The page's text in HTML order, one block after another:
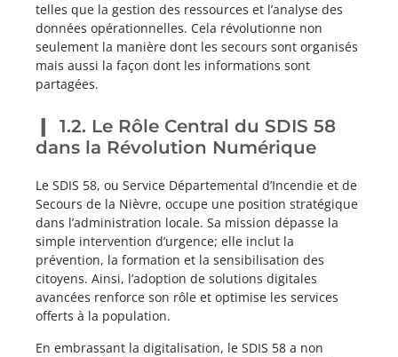
telles que la gestion des ressources et l’analyse des
données opérationnelles. Cela révolutionne non
seulement la manière dont les secours sont organisés
mais aussi la façon dont les informations sont
partagées.
1.2. Le Rôle Central du SDIS 58
dans la Révolution Numérique
Le SDIS 58, ou Service Départemental d’Incendie et de
Secours de la Nièvre, occupe une position stratégique
dans l’administration locale. Sa mission dépasse la
simple intervention d’urgence; elle inclut la
prévention, la formation et la sensibilisation des
citoyens. Ainsi, l’adoption de solutions digitales
avancées renforce son rôle et optimise les services
offerts à la population.
En embrassant la digitalisation, le SDIS 58 a non